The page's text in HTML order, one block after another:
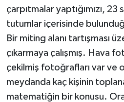
çarpıtmalar yaptığımızı, 23
tutumlar içerisinde
Bir miting alanı tartışması
çıkarmaya çalışmış. Hava
çekilmiş fotoğrafları var ve
meydanda kaç kişinin
matematiğin bir konusu.